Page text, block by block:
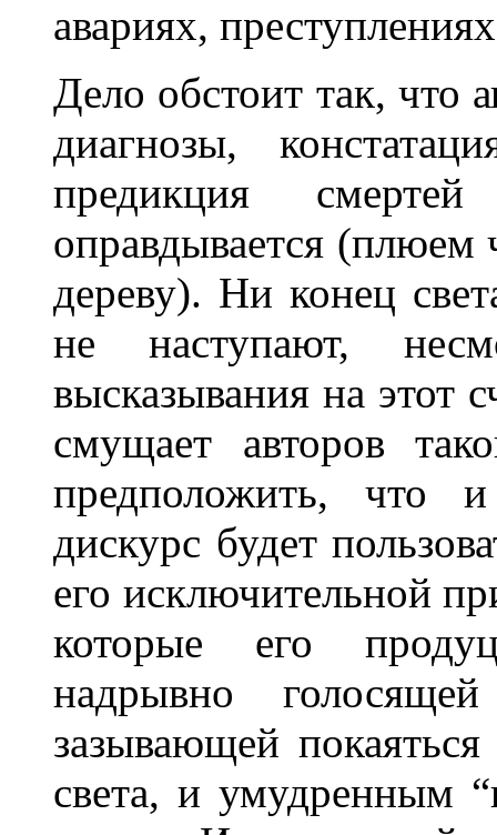
авариях,
Дело обстоит так, что
диагнозы,
предикция
оправдывается (плюем
дереву). Ни конец
не наступают,
высказывания на этот
смущает авторов
предположить, что и
дискурс будет
его исключительной
которые его
надрывно
зазывающей
света, и умудренным